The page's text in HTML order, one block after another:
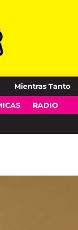
Mientras Tanto
RADIO